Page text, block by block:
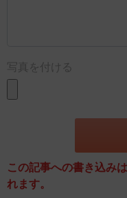
写真を付ける
この記事への書き込み
れます。